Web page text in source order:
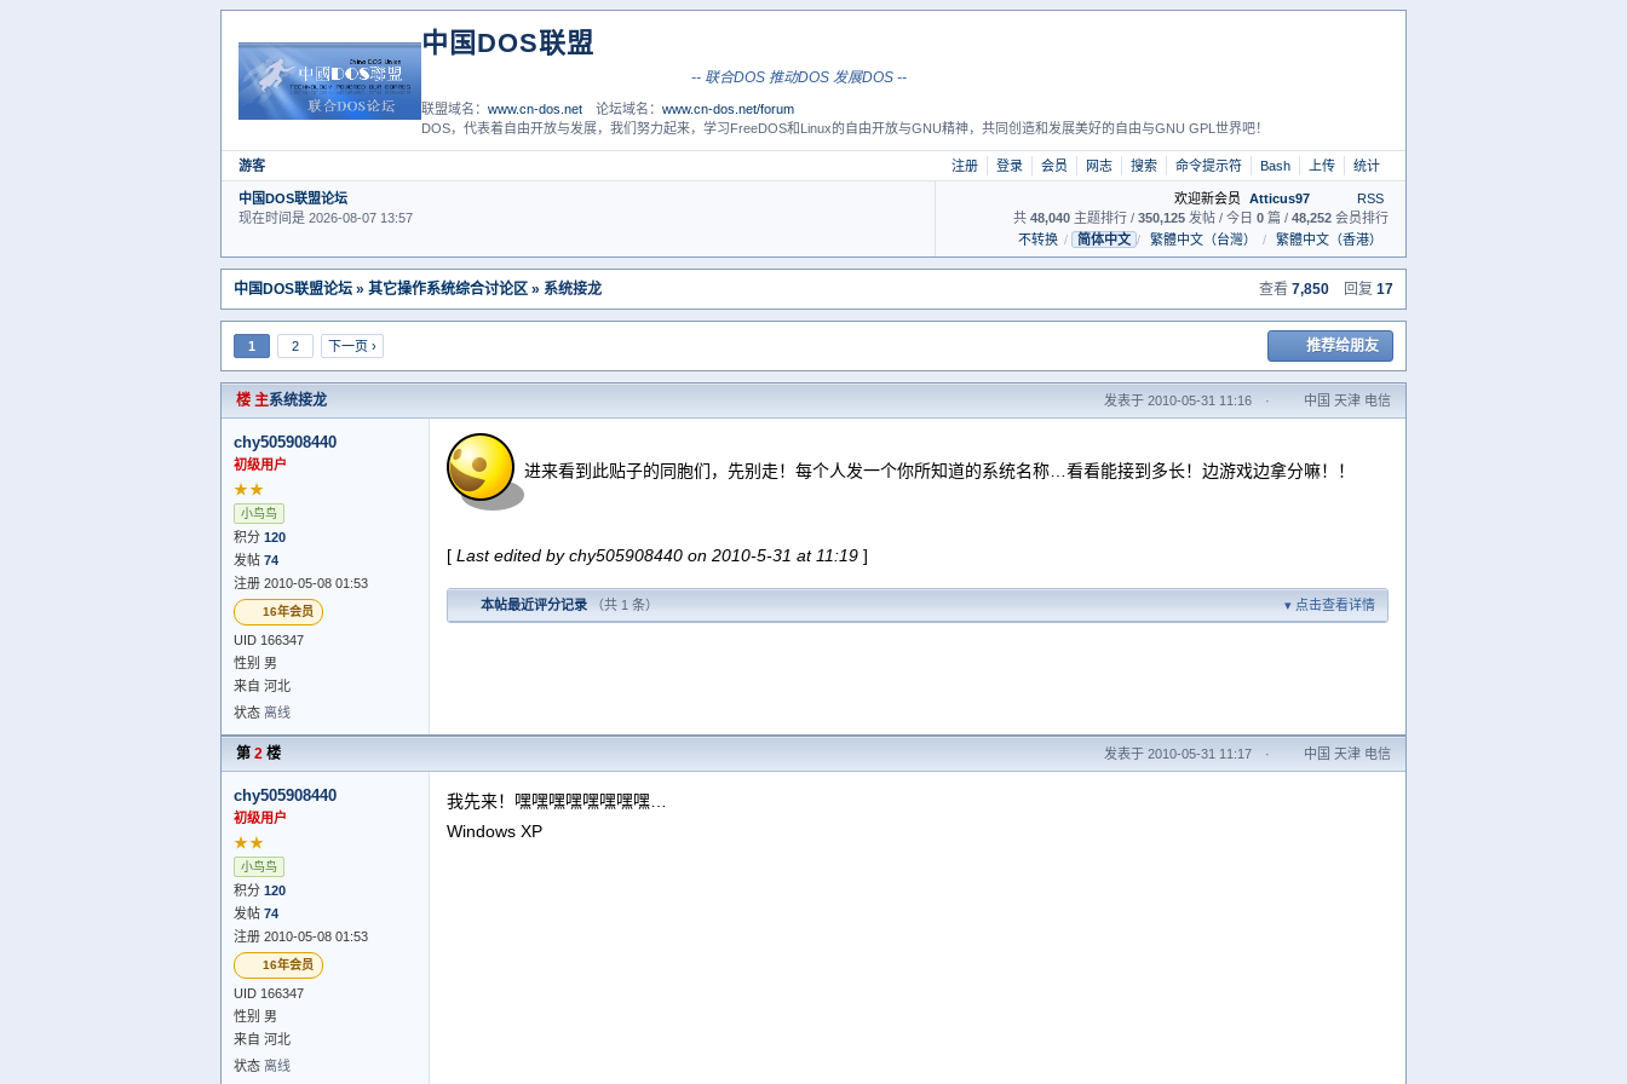
中国DOS联盟
-- 联合DOS 推动DOS 发展DOS --
联盟域名：www.cn-dos.net 论坛域名：www.cn-dos.net/forum
DOS，代表着自由开放与发展，我们努力起来，学习FreeDOS和Linux的自由开放与GNU精神，共同创造和发展美好的自由与GNU GPL世界吧！
游客 注册 登录 会员 网志 搜索 命令提示符 Bash 上传 统计
中国DOS联盟论坛
现在时间是 2026-08-07 13:57
欢迎新会员 Atticus97
RSS
共 48,040 主题排行 / 350,125 发帖 / 今日 0 篇 / 48,252 会员排行
不转换 / 简体中文 / 繁體中文（台灣） / 繁體中文（香港）
中国DOS联盟论坛 » 其它操作系统综合讨论区 » 系统接龙 查看 7,850 回复 17
1 2 下一页 › 推荐给朋友
楼 主系统接龙 发表于 2010-05-31 11:16 · 中国 天津 电信
chy505908440
初级用户
★★
小鸟鸟
积分 120
发帖 74
注册 2010-05-08 01:53
16年会员
UID 166347
性别 男
来自 河北
状态 离线
进来看到此贴子的同胞们，先别走！每个人发一个你所知道的系统名称…看看能接到多长！边游戏边拿分嘛！！
[ Last edited by chy505908440 on 2010-5-31 at 11:19 ]
本帖最近评分记录 （共 1 条） 点击查看详情
第 2 楼 发表于 2010-05-31 11:17 · 中国 天津 电信
chy505908440
初级用户
★★
小鸟鸟
积分 120
发帖 74
注册 2010-05-08 01:53
16年会员
UID 166347
性别 男
来自 河北
状态 离线
我先来！嘿嘿嘿嘿嘿嘿嘿嘿…
Windows XP